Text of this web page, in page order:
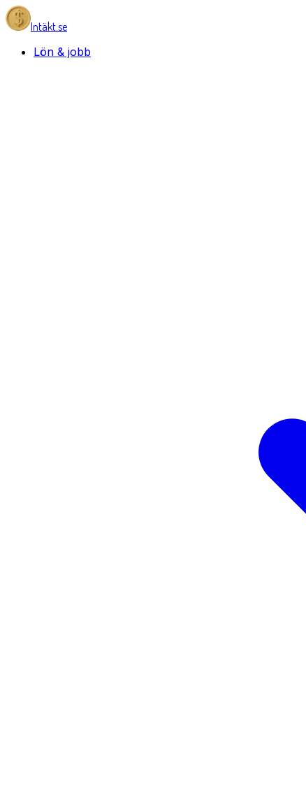
Intäkt.se
Lön & jobb